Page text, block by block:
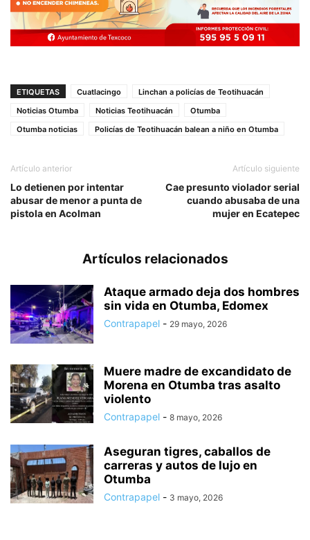
ETIQUETAS Cuatlacingo
Linchan a policías de Teotihuacán
Noticias Otumba
Noticias Teotihuacán
Otumba
Otumba noticias
Policías de Teotihuacán balean a niño en Otumba
Artículo anterior
Lo detienen por intentar
abusar de menor a punta de
pistola en Acolman
Artículo siguiente
Cae presunto violador serial
cuando abusaba de una
mujer en Ecatepec
Artículos relacionados
Ataque armado deja dos hombres
sin vida en Otumba, Edomex
Contrapapel - 29 mayo, 2026
Muere madre de excandidato de
Morena en Otumba tras asalto
violento
Contrapapel - 8 mayo, 2026
Aseguran tigres, caballos de
carreras y autos de lujo en
Otumba
Contrapapel - 3 mayo, 2026